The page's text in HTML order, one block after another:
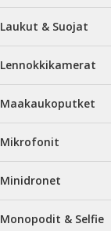
Laukut & Suojat
Lennokkikamerat
Maakaukoputket
Mikrofonit
Minidronet
Monopodit & Selfie